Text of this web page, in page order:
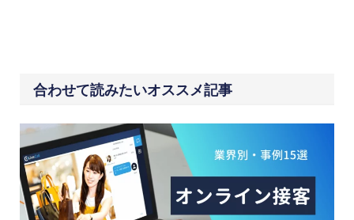
合わせて読みたいオススメ記事